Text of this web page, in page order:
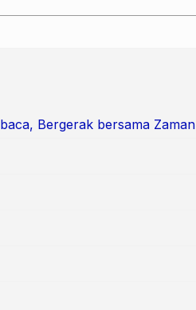
Bergerak bersama Zaman